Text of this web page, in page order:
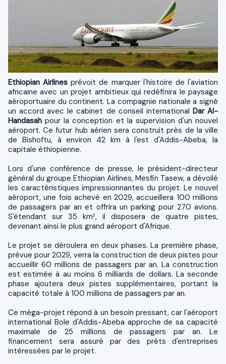
Ethiopian Airlines prévoit de marquer l'histoire de l'aviation
africaine avec un projet ambitieux qui redéfinira le paysage
aéroportuaire du continent. La compagnie nationale a signé
un accord avec le cabinet de conseil international Dar Al-
Handasah pour la conception et la supervision d'un nouvel
aéroport. Ce futur hub aérien sera construit près de la ville
de Bishoftu, à environ 42 km à l'est d'Addis-Abeba, la
capitale éthiopienne.
Lors d'une conférence de presse, le président-directeur
général du groupe Ethiopian Airlines, Mesfin Tasew, a dévoilé
les caractéristiques impressionnantes du projet. Le nouvel
aéroport, une fois achevé en 2029, accueillera 100 millions
de passagers par an et offrira un parking pour 270 avions.
S'étendant sur 35 km², il disposera de quatre pistes,
devenant ainsi le plus grand aéroport d'Afrique.
Le projet se déroulera en deux phases. La première phase,
prévue pour 2029, verra la construction de deux pistes pour
accueillir 60 millions de passagers par an. La construction
est estimée à au moins 6 milliards de dollars. La seconde
phase ajoutera deux pistes supplémentaires, portant la
capacité totale à 100 millions de passagers par an.
Ce méga-projet répond à un besoin pressant, car l'aéroport
international Bole d'Addis-Abeba approche de sa capacité
maximale de 25 millions de passagers par an. Le
financement sera assuré par des prêts d'entreprises
intéressées par le projet.